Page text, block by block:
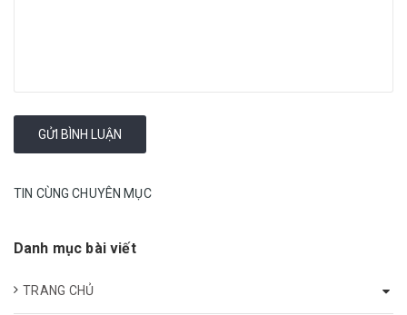
TIN CÙNG CHUYÊN MỤC
Danh mục bài viết
TRANG CHỦ